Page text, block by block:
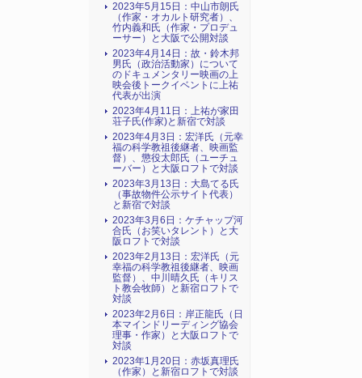
2023年5月15日：中山市朗氏
（作家・オカルト研究者）、
竹内義和氏（作家・プロデュ
ーサー）と大阪で公開対談
2023年4月14日：故・鈴木邦
男氏（政治活動家）について
のドキュメンタリー映画の上
映会後トークイベントに上祐
代表が出演
2023年4月11日：上祐が家田
荘子氏(作家)と新宿で対談
2023年4月3日：宏洋氏（元幸
福の科学教祖後継者、映画監
督）、懲役太郎氏（ユーチュ
ーバー）と大阪ロフトで対談
2023年3月13日：大島てる氏
（事故物件公示サイト代表）
と新宿で対談
2023年3月6日：ケチャップ河
合氏（お笑いタレント）と大
阪ロフトで対談
2023年2月13日：宏洋氏（元
幸福の科学教祖後継者、映画
監督）、中川晴久氏（キリス
ト教会牧師）と新宿ロフトで
対談
2023年2月6日：岸正龍氏（日
本マインドリーディング協会
理事・作家）と大阪ロフトで
対談
2023年1月20日：赤坂真理氏
（作家）と新宿ロフトで対談